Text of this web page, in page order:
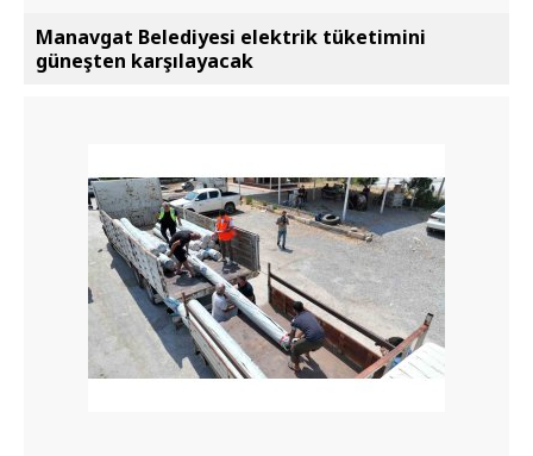
Manavgat Belediyesi elektrik tüketimini
güneşten karşılayacak